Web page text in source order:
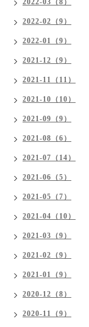
2022-03（8）
2022-02（9）
2022-01（9）
2021-12（9）
2021-11（11）
2021-10（10）
2021-09（9）
2021-08（6）
2021-07（14）
2021-06（5）
2021-05（7）
2021-04（10）
2021-03（9）
2021-02（9）
2021-01（9）
2020-12（8）
2020-11（9）